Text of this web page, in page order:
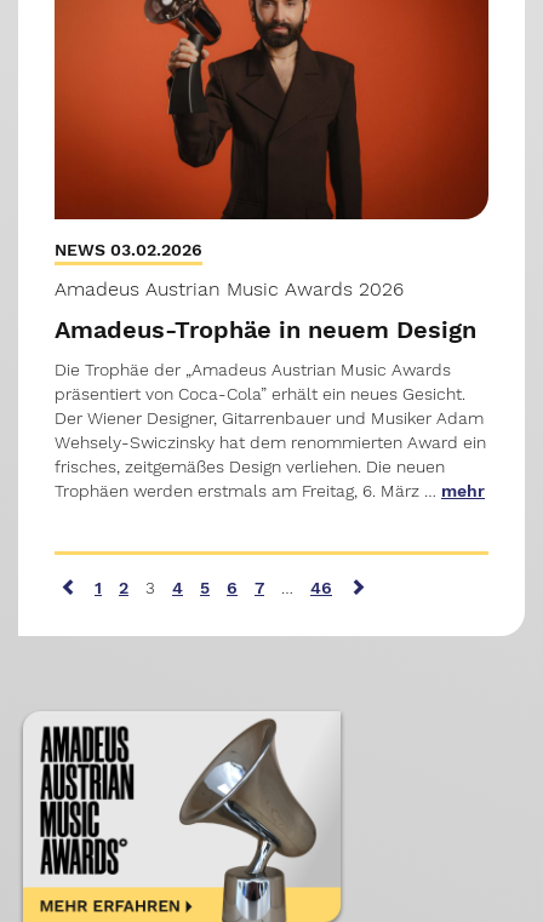
NEWS 03.02.2026
Amadeus Austrian Music Awards 2026
Amadeus-Trophäe in neuem Design
Die Trophäe der „Amadeus Austrian Music Awards
präsentiert von Coca-Cola” erhält ein neues Gesicht.
Der Wiener Designer, Gitarrenbauer und Musiker Adam
Wehsely-Swiczinsky hat dem renommierten Award ein
frisches, zeitgemäßes Design verliehen. Die neuen
Trophäen werden erstmals am Freitag, 6. März … mehr
1 2 3 4 5 6 7 … 46